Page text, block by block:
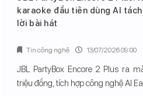
karaoke đầu tiên dùng AI tách
lời bài hát
JBL PartyBox Encore 2 Plus ra
triệu đồng, tích hợp công nghệ AI
Tin công nghệ 13/07/2026 09:00